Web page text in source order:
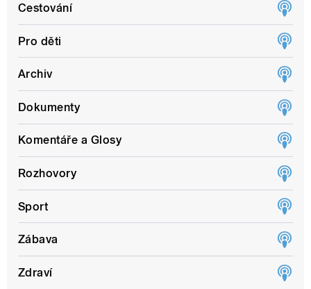
Cestování
Pro děti
Archiv
Dokumenty
Komentáře a Glosy
Rozhovory
Sport
Zábava
Zdraví